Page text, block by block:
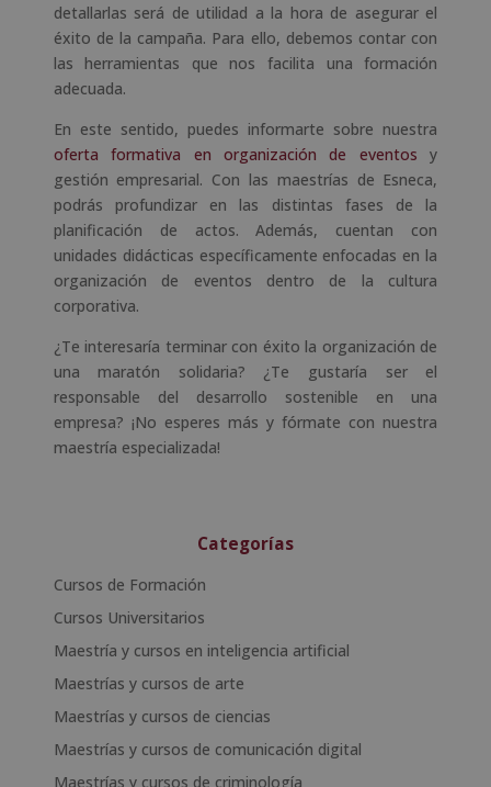
detallarlas será de utilidad a la hora de asegurar el
éxito de la campaña. Para ello, debemos contar con
las herramientas que nos facilita una formación
adecuada.
En este sentido, puedes informarte sobre nuestra
oferta formativa en organización de eventos y
gestión empresarial. Con las maestrías de Esneca,
podrás profundizar en las distintas fases de la
planificación de actos. Además, cuentan con
unidades didácticas específicamente enfocadas en la
organización de eventos dentro de la cultura
corporativa.
¿Te interesaría terminar con éxito la organización de
una maratón solidaria? ¿Te gustaría ser el
responsable del desarrollo sostenible en una
empresa? ¡No esperes más y fórmate con nuestra
maestría especializada!
Categorías
Cursos de Formación
Cursos Universitarios
Maestría y cursos en inteligencia artificial
Maestrías y cursos de arte
Maestrías y cursos de ciencias
Maestrías y cursos de comunicación digital
Maestrías y cursos de criminología